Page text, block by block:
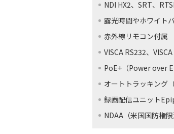
NDI HX2、SRT、
露光時間やホワイト
赤外線リモコン付属
VISCA RS232、
PoE+（Power over
オートトラッキング
録画配信ユニット
NDAA（米国国防権